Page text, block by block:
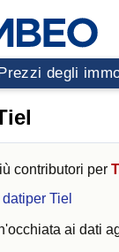
degli
contributori per
Tiel
ai dati